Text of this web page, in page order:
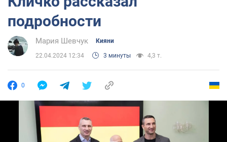
подробности
Мария Шевчук Кияни
22.04.2024 12:34 3 минуты 4,3 т.
0